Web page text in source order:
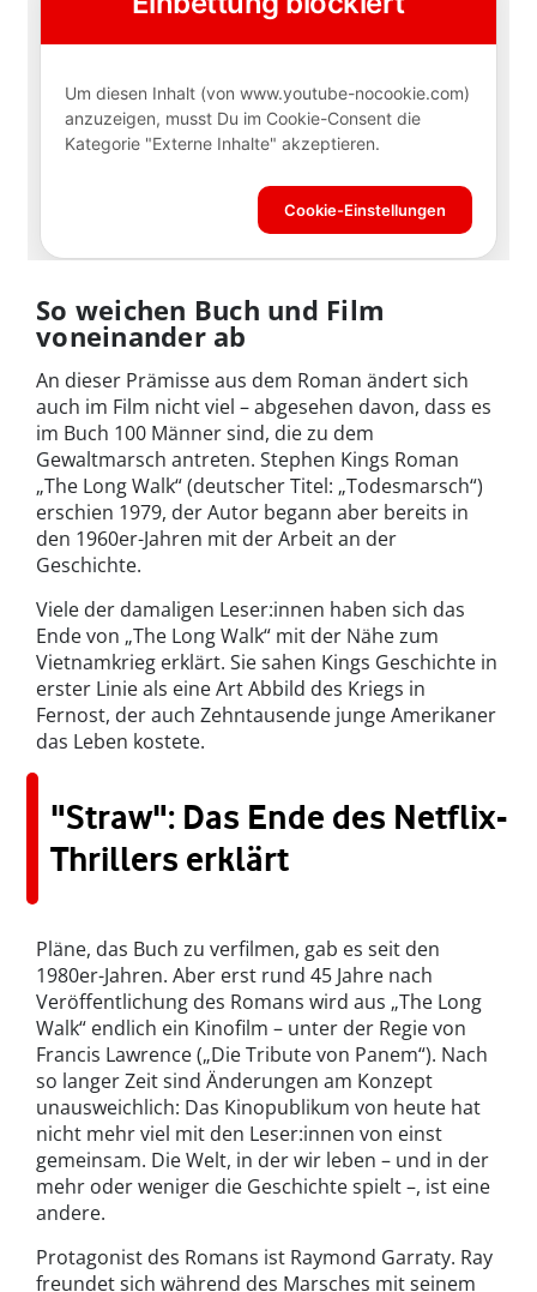
So weichen Buch und Film
voneinander ab
An dieser Prämisse aus dem Roman ändert sich
auch im Film nicht viel – abgesehen davon, dass es
im Buch 100 Männer sind, die zu dem
Gewaltmarsch antreten. Stephen Kings Roman
„The Long Walk“ (deutscher Titel: „Todesmarsch“)
erschien 1979, der Autor begann aber bereits in
den 1960er-Jahren mit der Arbeit an der
Geschichte.
Viele der damaligen Leser:innen haben sich das
Ende von „The Long Walk“ mit der Nähe zum
Vietnamkrieg erklärt. Sie sahen Kings Geschichte in
erster Linie als eine Art Abbild des Kriegs in
Fernost, der auch Zehntausende junge Amerikaner
das Leben kostete.
"Straw": Das Ende des Netflix-
Thrillers erklärt
Pläne, das Buch zu verfilmen, gab es seit den
1980er-Jahren. Aber erst rund 45 Jahre nach
Veröffentlichung des Romans wird aus „The Long
Walk“ endlich ein Kinofilm – unter der Regie von
Francis Lawrence („Die Tribute von Panem“). Nach
so langer Zeit sind Änderungen am Konzept
unausweichlich: Das Kinopublikum von heute hat
nicht mehr viel mit den Leser:innen von einst
gemeinsam. Die Welt, in der wir leben – und in der
mehr oder weniger die Geschichte spielt –, ist eine
andere.
Protagonist des Romans ist Raymond Garraty. Ray
freundet sich während des Marsches mit seinem